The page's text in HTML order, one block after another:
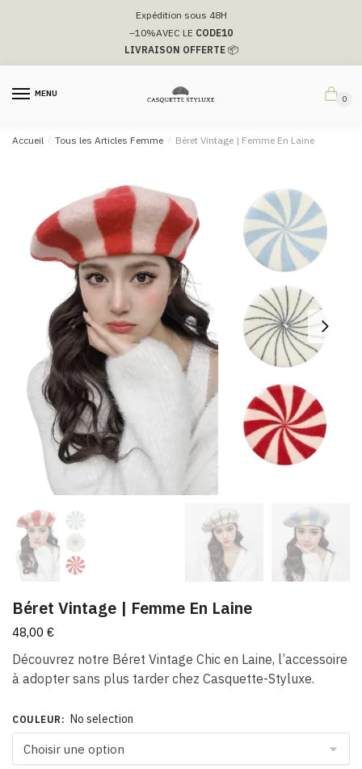
navigation
Expédition sous 48H
–10%AVEC LE CODE10
LIVRAISON OFFERTE📦
MENU
0
Accueil / Tous les Articles Femme / Béret Vintage | Femme En Laine
Béret Vintage | Femme En Laine
48,00 €
Découvrez notre Béret Vintage Chic en Laine, l’accessoire
à adopter sans plus tarder chez Casquette-Styluxe.
COULEUR : No selection